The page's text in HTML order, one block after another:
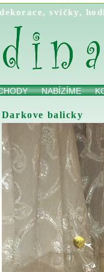
dekorace,svíčky,
NABÍZÍME
Darkove balicky